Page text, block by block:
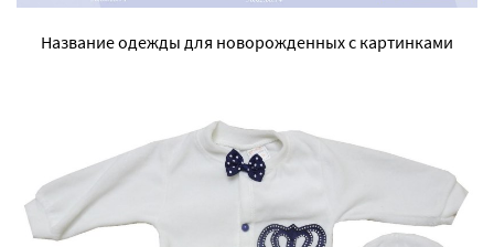
Название одежды для новорожденных с картинками